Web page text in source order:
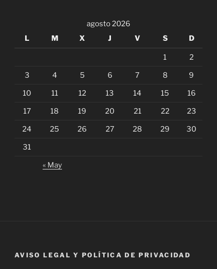
agosto 2026
L
M X J V S D
1 2
3 4 5 6 7 8 9
10 11 12 13 14 15 16
17 18 19 20 21 22 23
24 25 26 27 28 29 30
31
« May
AVISO LEGAL Y POLÍTICA DE PRIVACIDAD